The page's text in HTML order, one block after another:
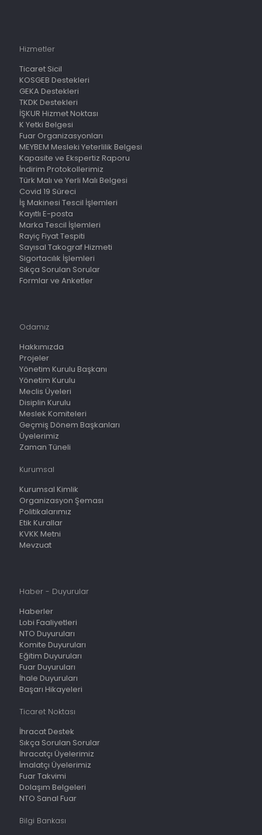
Hizmetler
Ticaret Sicil
KOSGEB Destekleri
GEKA Destekleri
TKDK Destekleri
İŞKUR Hizmet Noktası
K Yetki Belgesi
Fuar Organizasyonları
MEYBEM Mesleki Yeterlilik Belgesi
Kapasite ve Ekspertiz Raporu
İndirim Protokollerimiz
Türk Malı ve Yerli Malı Belgesi
Covid 19 Süreci
İş Makinesi Tescil İşlemleri
Kayıtlı E-posta
Marka Tescil İşlemleri
Rayiç Fiyat Tespiti
Sayısal Takograf Hizmeti
Sigortacılık İşlemleri
Sıkça Sorulan Sorular
Formlar ve Anketler
Odamız
Hakkımızda
Projeler
Yönetim Kurulu Başkanı
Yönetim Kurulu
Meclis Üyeleri
Disiplin Kurulu
Meslek Komiteleri
Geçmiş Dönem Başkanları
Üyelerimiz
Zaman Tüneli
Kurumsal
Kurumsal Kimlik
Organizasyon Şeması
Politikalarımız
Etik Kurallar
KVKK Metni
Mevzuat
Haber - Duyurular
Haberler
Lobi Faaliyetleri
NTO Duyuruları
Komite Duyuruları
Eğitim Duyuruları
Fuar Duyuruları
İhale Duyuruları
Başarı Hikayeleri
Ticaret Noktası
İhracat Destek
Sıkça Sorulan Sorular
İhracatçı Üyelerimiz
İmalatçı Üyelerimiz
Fuar Takvimi
Dolaşım Belgeleri
NTO Sanal Fuar
Bilgi Bankası